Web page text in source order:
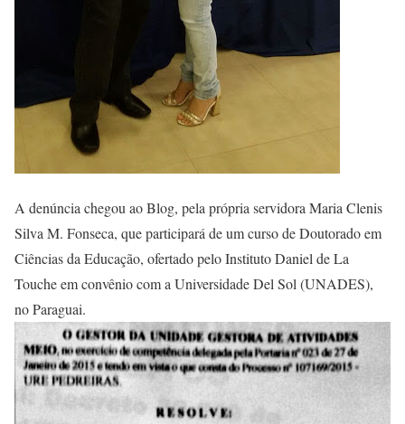
A denúncia chegou ao Blog, pela própria servidora Maria Clenis
Silva M. Fonseca, que participará de um curso de Doutorado em
Ciências da Educação, ofertado pelo Instituto Daniel de La
Touche em convênio com a Universidade Del Sol (UNADES),
no Paraguai.